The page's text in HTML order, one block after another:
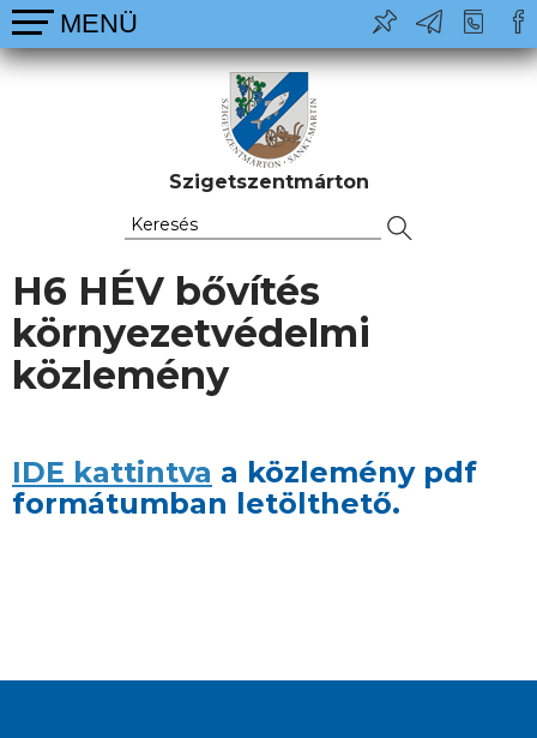
Szigetszentmárton
H6 HÉV bővítés
környezetvédelmi
közlemény
IDE kattintva a közlemény pdf
formátumban letölthető.